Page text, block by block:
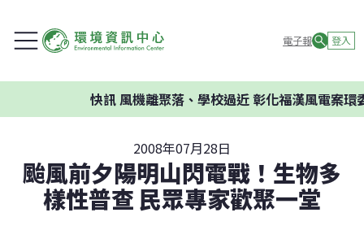
電子報 登入
風機離聚落、學校過近 彰化福漢風電案環委建議
2008年07月28日
颱風前夕陽明山閃電戰！生物多
樣性普查 民眾專家歡聚一堂